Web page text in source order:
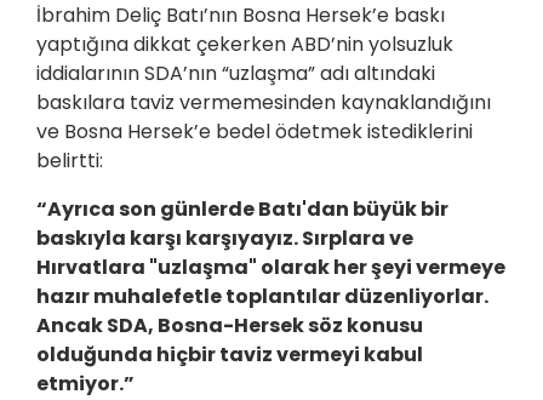
İbrahim Deliç Batı’nın Bosna Hersek’e baskı
yaptığına dikkat çekerken ABD’nin yolsuzluk
iddialarının SDA’nın “uzlaşma” adı altındaki
baskılara taviz vermemesinden kaynaklandığını
ve Bosna Hersek’e bedel ödetmek istediklerini
belirtti:
“Ayrıca son günlerde Batı'dan büyük bir
baskıyla karşı karşıyayız. Sırplara ve
Hırvatlara "uzlaşma" olarak her şeyi vermeye
hazır muhalefetle toplantılar düzenliyorlar.
Ancak SDA, Bosna-Hersek söz konusu
olduğunda hiçbir taviz vermeyi kabul
etmiyor.”